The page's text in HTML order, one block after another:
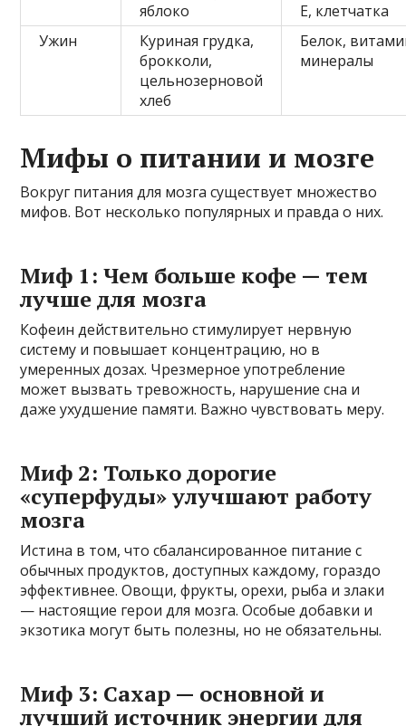
яблоко
Е, клетчатка
Ужин
Куриная грудка,
брокколи,
цельнозерновой
хлеб
Белок,
минералы
Мифы о питании и мозге
Вокруг питания для мозга существует множество
мифов. Вот несколько популярных и правда о них.
Миф 1: Чем больше кофе — тем
лучше для мозга
Кофеин действительно стимулирует нервную
систему и повышает концентрацию, но в
умеренных дозах. Чрезмерное употребление
может вызвать тревожность, нарушение сна и
даже ухудшение памяти. Важно чувствовать меру.
Миф 2: Только дорогие
«суперфуды» улучшают работу
мозга
Истина в том, что сбалансированное питание с
обычных продуктов, доступных каждому, гораздо
эффективнее. Овощи, фрукты, орехи, рыба и злаки
— настоящие герои для мозга. Особые добавки и
экзотика могут быть полезны, но не обязательны.
Миф 3: Сахар — основной и
лучший источник энергии для